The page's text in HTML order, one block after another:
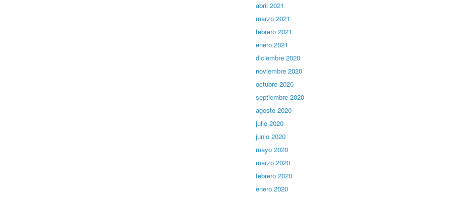
abril 2021
marzo 2021
febrero 2021
enero 2021
diciembre 2020
noviembre 2020
octubre 2020
septiembre 2020
agosto 2020
julio 2020
junio 2020
mayo 2020
marzo 2020
febrero 2020
enero 2020